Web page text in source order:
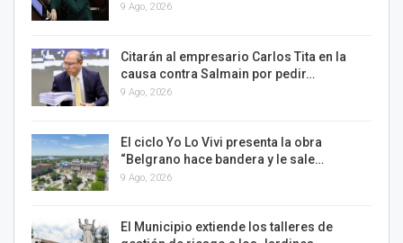
9 Ago, 2026
Citarán al empresario Carlos Tita en la
causa contra Salmain por pedir…
9 Ago, 2026
El ciclo Yo Lo Vivi presenta la obra
“Belgrano hace bandera y le sale…
9 Ago, 2026
El Municipio extiende los talleres de